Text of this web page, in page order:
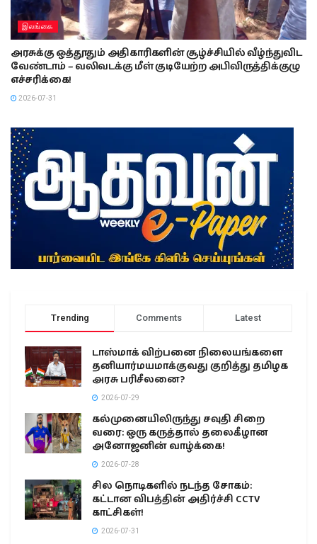
இலங்கை
அரசுக்கு ஒத்தூதும் அதிகாரிகளின் சூழ்ச்சியில் வீழ்ந்துவிட
வேண்டாம் – வலிவடக்கு மீள் குடியேற்ற அபிவிருத்திக்குழு
எச்சரிக்கை!
2026-07-31
Trending Comments Latest
டாஸ்மாக் விற்பனை நிலையங்களை
தனியார்மயமாக்குவது குறித்து தமிழக
அரசு பரிசீலனை?
2026-07-29
கல்முனையிலிருந்து சவுதி சிறை
வரை: ஒரு கருத்தால் தலைகீழான
அனோஜனின் வாழ்க்கை!
2026-07-28
சில நொடிகளில் நடந்த சோகம்:
கட்டான விபத்தின் அதிர்ச்சி CCTV
காட்சிகள்!
2026-07-31